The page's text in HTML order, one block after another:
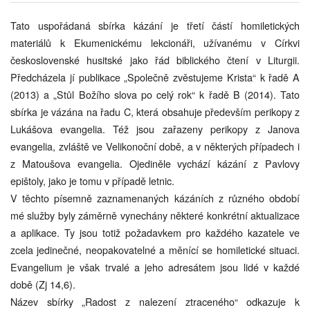
Tato uspořádaná sbírka kázání je třetí částí homiletických
materiálů k Ekumenickému lekcionáři, užívanému v Církvi
československé husitské jako řád biblického čtení v Liturgii.
Předcházela jí publikace „Společně zvěstujeme Krista“ k řadě A
(2013) a „Stůl Božího slova po celý rok“ k řadě B (2014). Tato
sbírka je vázána na řadu C, která obsahuje především perikopy z
Lukášova evangelia. Též jsou zařazeny perikopy z Janova
evangelia, zvláště ve Velikonoční době, a v některých případech i
z Matoušova evangelia. Ojediněle vychází kázání z Pavlovy
epištoly, jako je tomu v případě letnic.
V těchto písemně zaznamenaných kázáních z různého období
mé služby byly záměrně vynechány některé konkrétní aktualizace
a aplikace. Ty jsou totiž požadavkem pro každého kazatele ve
zcela jedinečné, neopakovatelné a měnící se homiletické situaci.
Evangelium je však trvalé a jeho adresátem jsou lidé v každé
době (Zj 14,6).
Název sbírky „Radost z nalezení ztraceného“ odkazuje k